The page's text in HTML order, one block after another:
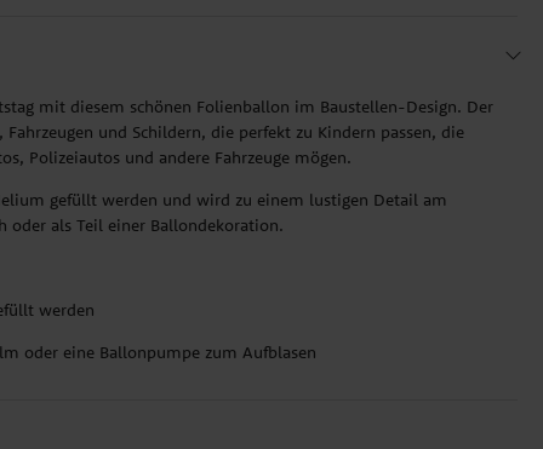
mit diesem schönen Folienballon im Baustellen-Design. Der
und Schildern, die perfekt zu Kindern passen, die
Polizeiautos und andere Fahrzeuge mögen.
gefüllt werden und wird zu einem lustigen Detail am
oder als Teil einer Ballondekoration.
werden
oder eine Ballonpumpe zum Aufblasen